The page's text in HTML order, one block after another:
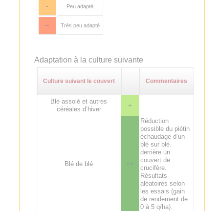
- Peu adapté
-- Très peu adapté
Adaptation à la culture suivante
Culture suivant le couvert Commentaires
Blé assolé et autres
céréales d’hiver
+
Blé de blé ++
Réduction
possible du piétin
échaudage d’un
blé sur blé.
derrière un
couvert de
crucifère.
Résultats
aléatoires selon
les essais (gain
de rendement de
0 à 5 q/ha).